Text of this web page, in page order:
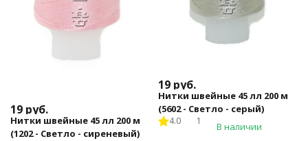
19 руб.
Нитки швейные 45 лл 200 м
(1202 - Светло - сиреневый)
19 руб.
Нитки швейные 45 лл 200 м
(5602 - Светло - серый)
4.0 1 В наличии